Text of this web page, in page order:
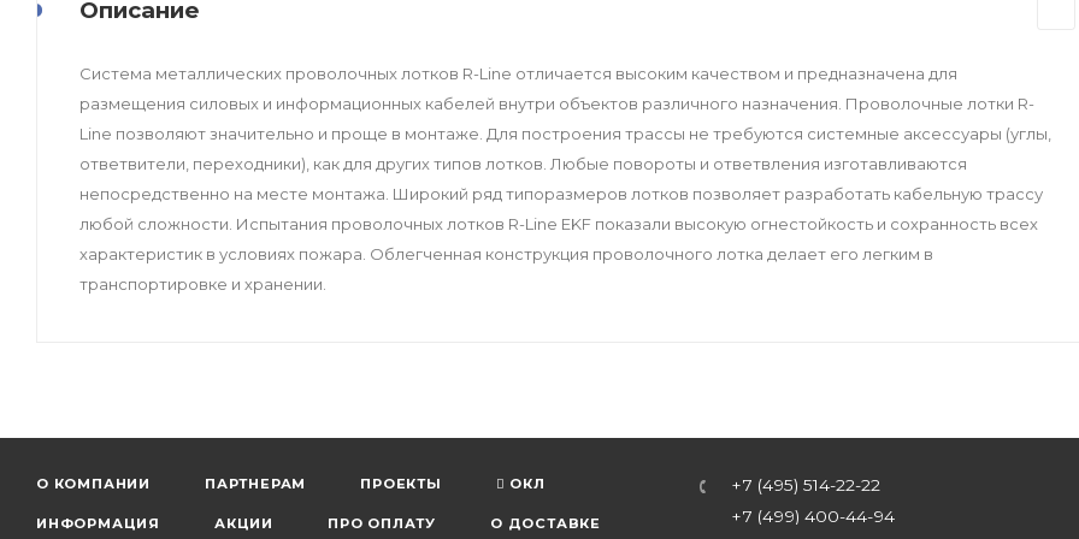
Описание
Система металлических проволочных лотков R-Line отличается высоким качеством и предназначена для
размещения силовых и информационных кабелей внутри объектов различного назначения. Проволочные лотки R-
Line позволяют значительно и проще в монтаже. Для построения трассы не требуются системные аксессуары (углы,
ответвители, переходники), как для других типов лотков. Любые повороты и ответвления изготавливаются
непосредственно на месте монтажа. Широкий ряд типоразмеров лотков позволяет разработать кабельную трассу
любой сложности. Испытания проволочных лотков R-Line EKF показали высокую огнестойкость и сохранность всех
характеристик в условиях пожара. Облегченная конструкция проволочного лотка делает его легким в
транспортировке и хранении.
О КОМПАНИИ ПАРТНЕРАМ ПРОЕКТЫ ОКЛ
ИНФОРМАЦИЯ АКЦИИ ПРО ОПЛАТУ О ДОСТАВКЕ
+7 (495) 514-22-22
+7 (499) 400-44-94